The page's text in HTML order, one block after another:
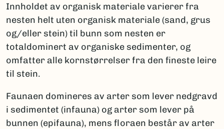
Innholdet av organisk materiale varierer fra
nesten helt uten organisk materiale (sand, grus
og/eller stein) til bunn som nesten er
totaldominert av organiske sedimenter, og
omfatter alle kornstørrelser fra den fineste leire
til stein.
Faunaen domineres av arter som lever nedgravd
i sedimentet (infauna) og arter som lever på
bunnen (epifauna), mens floraen består av arter